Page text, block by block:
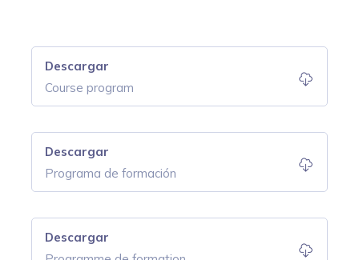
Descargar
Course program
Descargar
Programa de formación
Descargar